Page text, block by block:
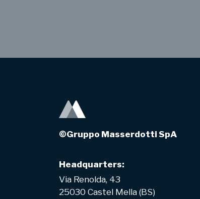
©Gruppo Masserdotti SpA
Headquarters:
Via Renolda, 43
25030 Castel Mella (BS)